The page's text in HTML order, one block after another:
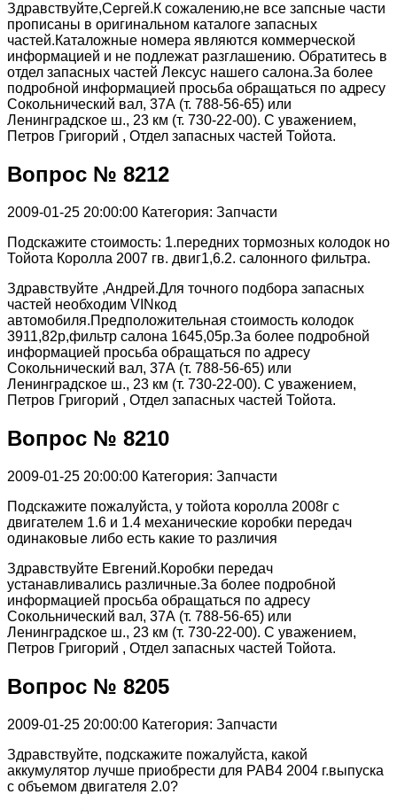
Здравствуйте,Сергей.К сожалению,не все запсные части
прописаны в оригинальном каталоге запасных
частей.Каталожные номера являются коммерческой
информацией и не подлежат разглашению. Обратитесь в
отдел запасных частей Лексус нашего салона.За более
подробной информацией просьба обращаться по адресу
Сокольнический вал, 37А (т. 788-56-65) или
Ленинградское ш., 23 км (т. 730-22-00). С уважением,
Петров Григорий , Отдел запасных частей Тойота.
Вопрос № 8212
2009-01-25 20:00:00 Категория: Запчасти
Подскажите стоимость: 1.передних тормозных колодок но
Тойота Королла 2007 гв. двиг1,6.2. салонного фильтра.
Здравствуйте ,Андрей.Для точного подбора запасных
частей необходим VINкод
автомобиля.Предположительная стоимость колодок
3911,82р,фильтр салона 1645,05р.За более подробной
информацией просьба обращаться по адресу
Сокольнический вал, 37А (т. 788-56-65) или
Ленинградское ш., 23 км (т. 730-22-00). С уважением,
Петров Григорий , Отдел запасных частей Тойота.
Вопрос № 8210
2009-01-25 20:00:00 Категория: Запчасти
Подскажите пожалуйста, у тойота королла 2008г с
двигателем 1.6 и 1.4 механические коробки передач
одинаковые либо есть какие то различия
Здравствуйте Евгений.Коробки передач
устанавливались различные.За более подробной
информацией просьба обращаться по адресу
Сокольнический вал, 37А (т. 788-56-65) или
Ленинградское ш., 23 км (т. 730-22-00). С уважением,
Петров Григорий , Отдел запасных частей Тойота.
Вопрос № 8205
2009-01-25 20:00:00 Категория: Запчасти
Здравствуйте, подскажите пожалуйста, какой
аккумулятор лучше приобрести для РАВ4 2004 г.выпуска
с объемом двигателя 2.0?